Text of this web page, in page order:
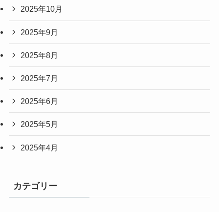
2025年10月
2025年9月
2025年8月
2025年7月
2025年6月
2025年5月
2025年4月
カテゴリー